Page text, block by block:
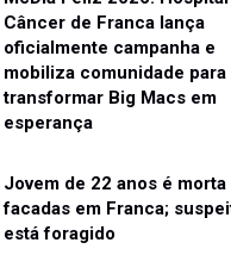
Câncer de Franca lança
oficialmente campanha e
mobiliza comunidade para
transformar Big Macs em
esperança
Jovem de 22 anos é morta
facadas em Franca;
está foragido